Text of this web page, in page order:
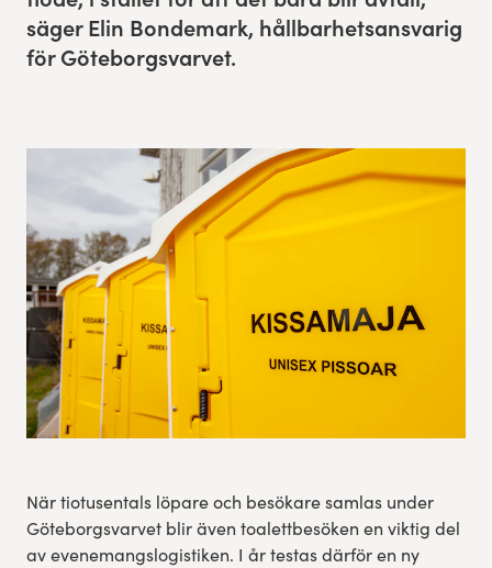
säger Elin Bon­de­mark, håll­barhet­sans­varig
för Göteborgsvarvet.
När tiotusentals löpare och besökare samlas under
Göteborgsvarvet blir även toalettbesöken en viktig del
av evenemangslogistiken. I år testas därför en ny
Res, bo, upplev
Göteborgsvarvets historia
Funktionär/Volontär